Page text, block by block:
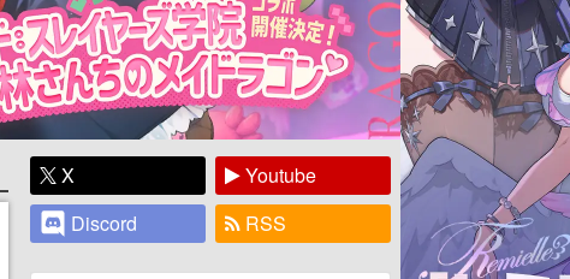
X
Youtube
Discord
RSS